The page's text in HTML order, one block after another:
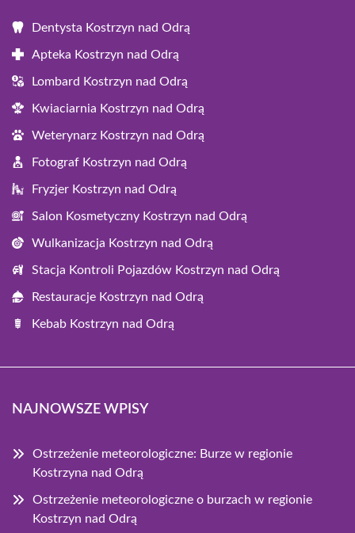
Dentysta Kostrzyn nad Odrą
Apteka Kostrzyn nad Odrą
Lombard Kostrzyn nad Odrą
Kwiaciarnia Kostrzyn nad Odrą
Weterynarz Kostrzyn nad Odrą
Fotograf Kostrzyn nad Odrą
Fryzjer Kostrzyn nad Odrą
Salon Kosmetyczny Kostrzyn nad Odrą
Wulkanizacja Kostrzyn nad Odrą
Stacja Kontroli Pojazdów Kostrzyn nad Odrą
Restauracje Kostrzyn nad Odrą
Kebab Kostrzyn nad Odrą
NAJNOWSZE WPISY
Ostrzeżenie meteorologiczne: Burze w regionie
Kostrzyna nad Odrą
Ostrzeżenie meteorologiczne o burzach w regionie
Kostrzyn nad Odrą